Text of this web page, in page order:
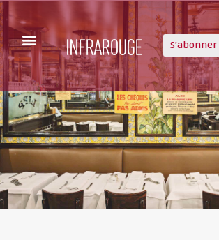
S'abonner